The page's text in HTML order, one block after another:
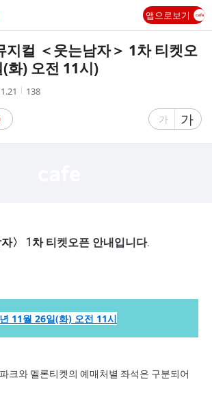
앱으로보기
지컬 ＜웃는남자＞ 1차 티켓오
화) 오전 11시)
조
138
글
가
글
자
가
〉 1차 티켓오픈 안내입니다.
11월 26일(화) 오전 11시
크와 멜론티켓의 예매처별 좌석은 구분되어